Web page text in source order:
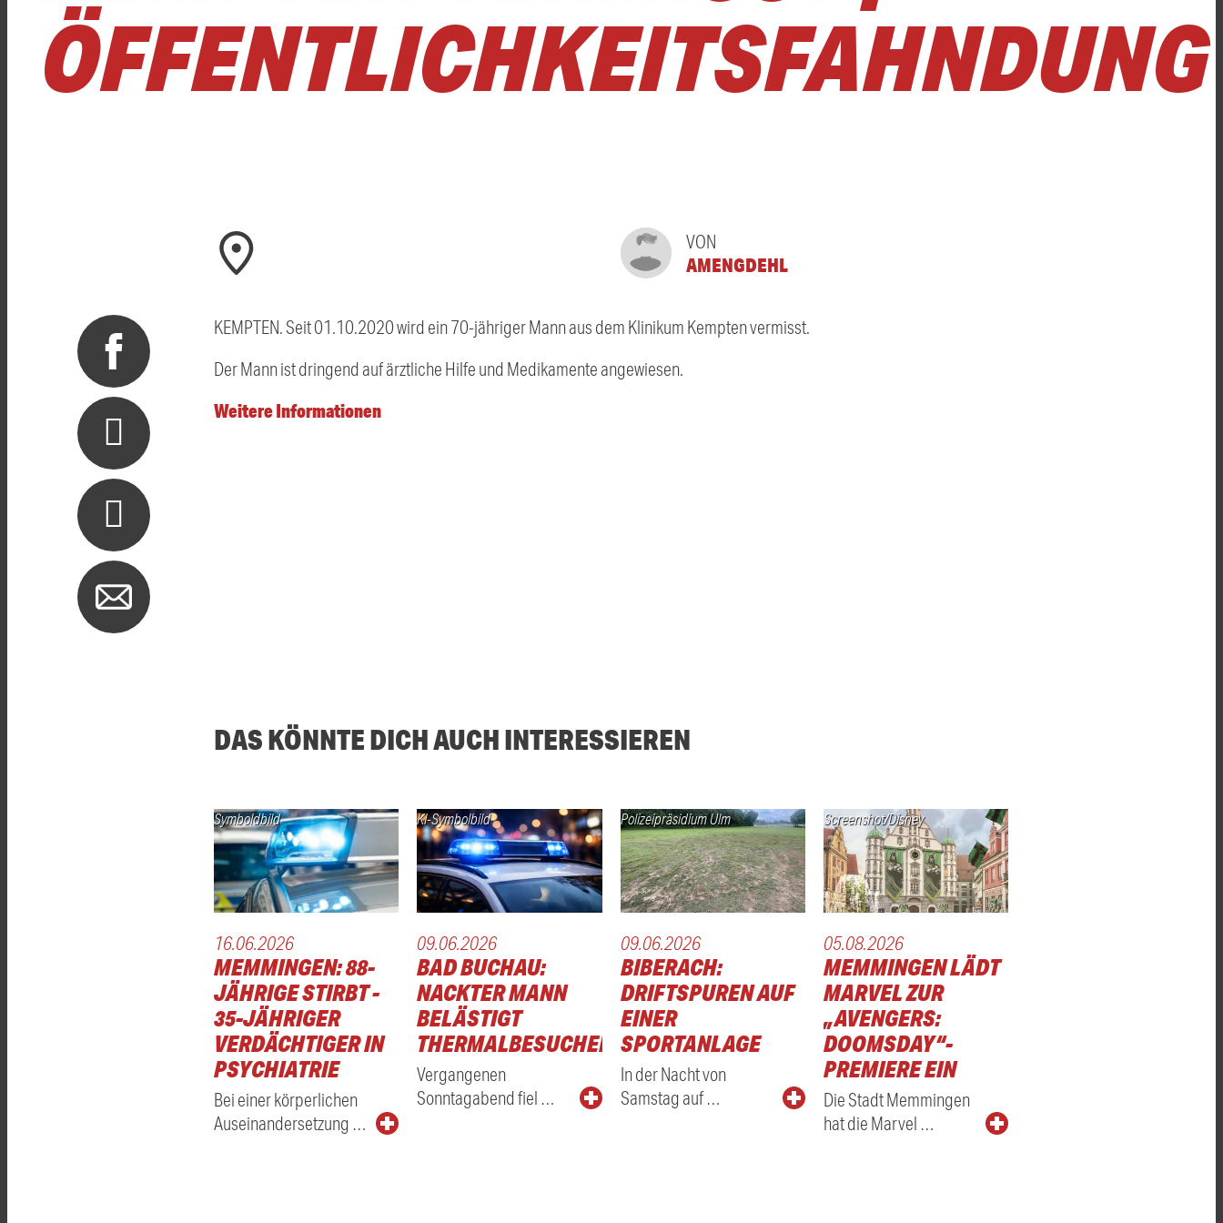
ÖFFENTLICHKEITSFAHNDUNG
VON
AMENGDEHL
KEMPTEN. Seit 01.10.2020 wird ein 70-jähriger Mann aus dem Klinikum Kempten vermisst.
Der Mann ist dringend auf ärztliche Hilfe und Medikamente angewiesen.
Weitere Informationen
DAS KÖNNTE DICH AUCH INTERESSIEREN
Symboldbild
16.06.2026
MEMMINGEN: 88-
JÄHRIGE STIRBT -
35-JÄHRIGER
VERDÄCHTIGER IN
PSYCHIATRIE
Bei einer körperlichen
Auseinandersetzung …
KI-Symbolbild
09.06.2026
BAD BUCHAU:
NACKTER MANN
BELÄSTIGT
THERMALBESUCHER
Vergangenen
Sonntagabend fiel …
Polizeipräsidium Ulm
09.06.2026
BIBERACH:
DRIFTSPUREN AUF
EINER
SPORTANLAGE
In der Nacht von
Samstag auf …
Screenshot/Disney
05.08.2026
MEMMINGEN LÄDT
MARVEL ZUR
„AVENGERS:
DOOMSDAY“-
PREMIERE EIN
Die Stadt Memmingen
hat die Marvel …